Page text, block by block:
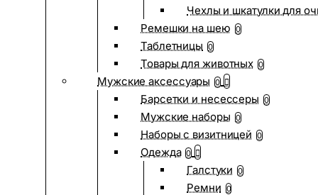
Чехлы и шкатулки для
Ремешки на шею 0
Таблетницы 0
Товары для животных 0
Мужские аксессуары 0
Барсетки и несессеры 0
Мужские наборы 0
Наборы с визитницей 0
Одежда 0
Галстуки 0
Ремни 0